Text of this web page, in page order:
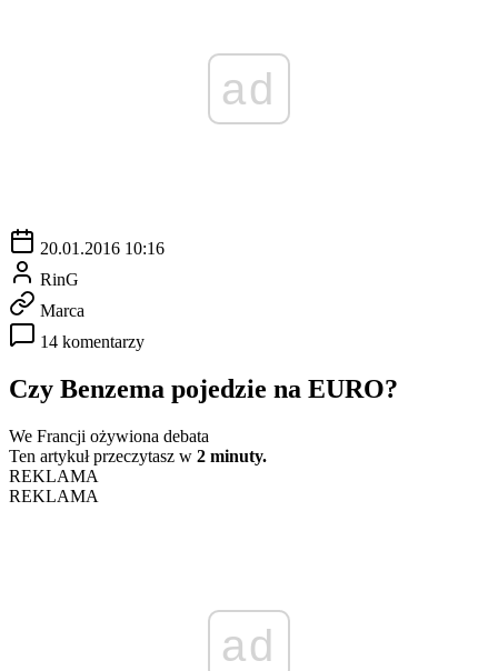
ad
20.01.2016 10:16
RinG
Marca
14 komentarzy
Czy Benzema pojedzie na EURO?
We Francji ożywiona debata
Ten artykuł przeczytasz w 2 minuty.
REKLAMA
REKLAMA
ad